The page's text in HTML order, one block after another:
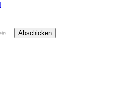
Abschicken